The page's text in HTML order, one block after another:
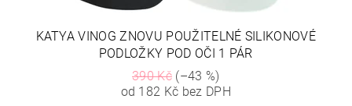
KATYA VINOG ZNOVU POUŽITELNÉ SILIKONOVÉ
PODLOŽKY POD OČI 1 PÁR
390 Kč(–43 %)
od 182 Kč bez DPH